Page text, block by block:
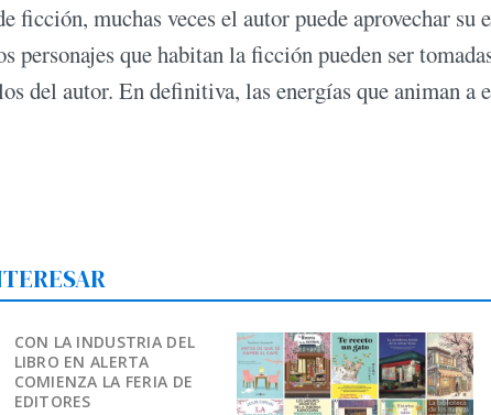
ficción, muchas veces el autor puede aprovechar su
personajes que habitan la ficción pueden ser
del autor. En definitiva, las energías que animan a
CON LA INDUSTRIA DEL
LIBRO EN ALERTA
COMIENZA LA FERIA DE
EDITORES